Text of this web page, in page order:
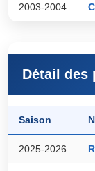
2003-2004
Détail des
Saison
2025-2026